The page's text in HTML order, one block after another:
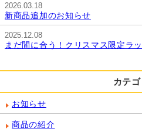
2026.03.18
新商品追加のお知らせ
2025.12.08
まだ間に合う！クリスマス限定ラ
カテゴ
お知らせ
商品の紹介